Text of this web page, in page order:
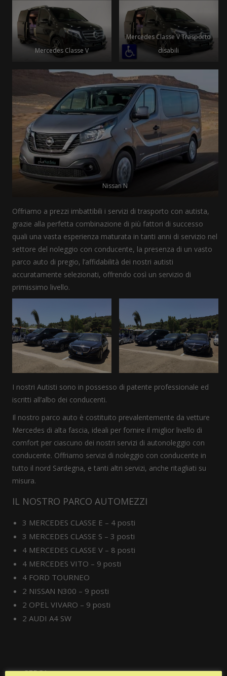
Mercedes Classe V
Mercedes Classe V Trasporto
disabili
Nissan N
Offriamo a prezzi imbattibili i servizi di trasporto con autista,
grazie alla perfetta combinazione di più fattori di successo
quali una vasta esperienza maturata in tanti anni di servizio nel
settore del noleggio con conducente, la presenza di un vasto
parco auto di pregio, l’affidabilità dei nostri autisti
accuratamente selezionati, offrendo così un servizio di
primissimo livello.
I nostri Autisti sono in possesso di patente professionale ed
iscritti all’albo dei conducenti.
Il nostro parco auto è costituito prevalentemente da vetture
Mercedes di alta fascia, ideali per fornire il miglior livello di
comfort per ciascuno dei nostri servizi di autonoleggio con
conducente. Offriamo servizi di noleggio con conducente in
tutto il nord Sardegna, e tanti altri servizi, anche ritagliati su
misura.
IL NOSTRO PARCO AUTOMEZZI
3 MERCEDES CLASSE E – 4 posti
3 MERCEDES CLASSE S – 3 posti
4 MERCEDES CLASSE V – 8 posti
4 MERCEDES VITO – 9 posti
4 FORD TOURNEO
2 NISSAN N300 – 9 posti
2 OPEL VIVARO – 9 posti
2 AUDI A4 SW
CERCA